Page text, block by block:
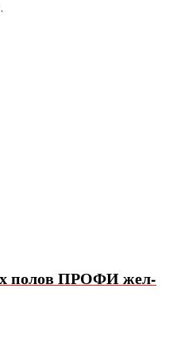
полов ПРОФИ жел-